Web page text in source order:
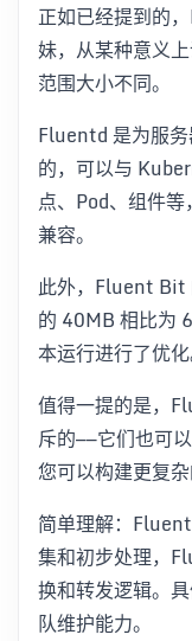
正如已经提到的
妹，从某种意义
范围大小不同。
Fluentd 是为服
的，可以与
点、Pod、组件
兼容。
此外，Fluent Bit
的 40MB 相比为
本运行进行了优化
值得一提的是，
斥的——它们也可
您可以构建更复
简单理解：
集和初步处理，
换和转发逻辑。
队维护能力。